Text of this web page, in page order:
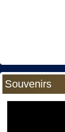
Souvenirs